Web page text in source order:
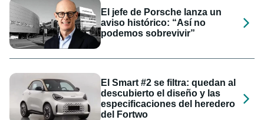
El jefe de Porsche lanza un
aviso histórico: “Así no
podemos sobrevivir”
El Smart #2 se filtra: quedan al
descubierto el diseño y las
especificaciones del heredero
del Fortwo